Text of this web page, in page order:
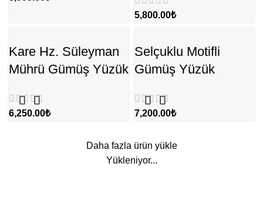
₺
Kare Hz. Süleyman
Mührü Gümüş Yüzük
₺
Selçuklu Motifli
Gümüş Yüzük
₺
Daha fazla ürün yükle
Yükleniyor...